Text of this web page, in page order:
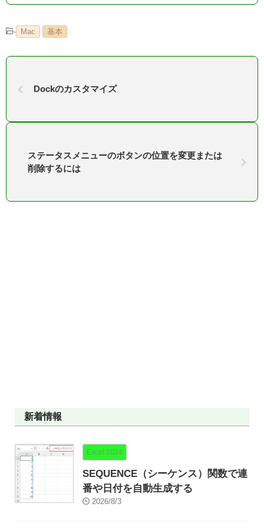
- Mac 基本
Dockのカスタマイズ
ステータスメニューのボタンの位置を変更または
削除するには
新着情報
Excel 2024
SEQUENCE（シーケンス）関数で連
番や日付を自動生成する
2026/8/3